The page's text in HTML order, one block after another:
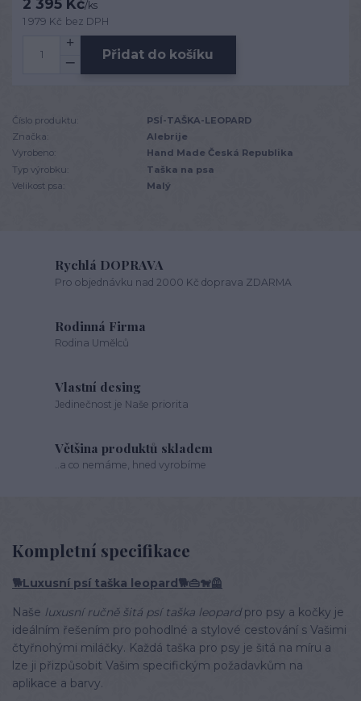
2 395 Kč/ks
1 979 Kč bez DPH
Přidat do košíku
Číslo produktu:
PSÍ-TAŠKA-LEOPARD
Značka:
Alebrije
Vyrobeno:
Hand Made Česká Republika
Typ výrobku:
Taška na psa
Velikost psa:
Malý
Rychlá DOPRAVA
Pro objednávku nad 2000 Kč doprava ZDARMA
Rodinná Firma
Rodina Umělců
Vlastní desing
Jedinečnost je Naše priorita
Většina produktů skladem
..a co nemáme, hned vyrobíme
Kompletní specifikace
🐕Luxusní psí taška leopard🐕👜🐕‍🦺
Naše luxusní ručně šitá psí taška leopard pro psy a kočky je
ideálním řešením pro pohodlné a stylové cestování s Vašimi
čtyřnohými miláčky. Každá taška pro psy je šitá na míru a
lze ji přizpůsobit Vašim specifickým požadavkům na
aplikace a barvy.